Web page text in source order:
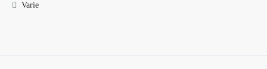
Varie